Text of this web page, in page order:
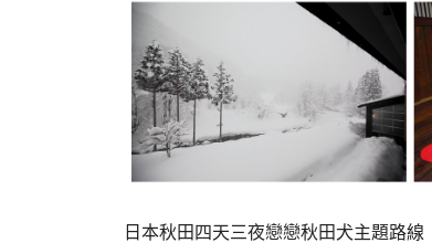
日本秋田四天三夜戀戀秋田犬主題路線